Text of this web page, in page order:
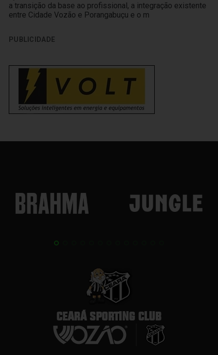
a transição da base ao profissional, a integração existente
entre Cidade Vozão e Porangabuçu e o m
PUBLICIDADE
CEARÁ SPORTING CLUB